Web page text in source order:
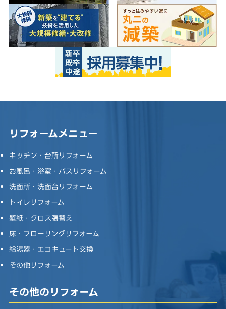
リフォームメニュー
キッチン・台所リフォーム
お風呂・浴室・バスリフォーム
洗面所・洗面台リフォーム
トイレリフォーム
壁紙・クロス張替え
床・フローリングリフォーム
給湯器・エコキュート交換
その他リフォーム
その他のリフォーム